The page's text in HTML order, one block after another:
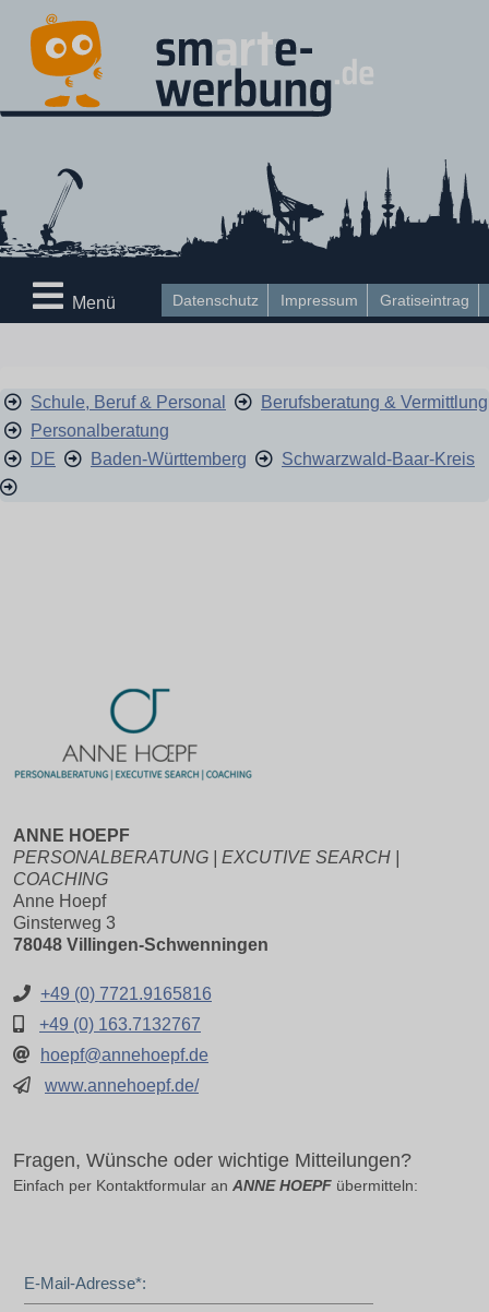
Datenschutz Impressum Gratiseintrag
Menü
Schule, Beruf & Personal
Berufsberatung & Vermittlung
Personalberatung
DE
Baden-Württemberg Schwarzwald-Baar-Kreis
ANNE HOEPF
PERSONALBERATUNG | EXCUTIVE SEARCH |
COACHING
Anne Hoepf
Ginsterweg 3
78048 Villingen-Schwenningen
+49 (0) 7721.9165816
+49 (0) 163.7132767
hoepf@annehoepf.de
www.annehoepf.de/
Fragen, Wünsche oder wichtige Mitteilungen?
Einfach per Kontaktformular an ANNE HOEPF übermitteln:
E-Mail-Adresse*: